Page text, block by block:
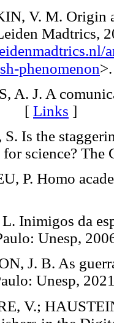
V. M. Origin
Madtrics,
phenomenon
A. J. A
[ Links ]
Is the
for science?
P. Homo
Inimigos da
Paulo: Unesp,
J. B. As
Paulo: Unesp,
V.;